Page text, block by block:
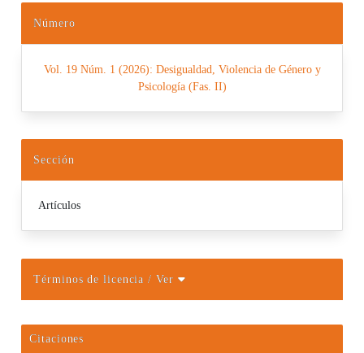
Número
Vol. 19 Núm. 1 (2026): Desigualdad, Violencia de Género y
Psicología (Fas. II)
Sección
Artículos
Términos de licencia/ Ver
Citaciones